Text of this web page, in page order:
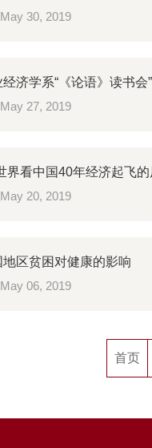
May 30, 2019
经济学系“《论语》读书会
May 27, 2019
界看中国40年经济起飞的
May 20, 2019
地区贫困对健康的影响
May 06, 2019
首页